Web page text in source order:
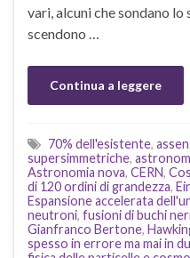
vari, alcuni che sondano
scendono …
Continua a leggere
70% dell'esistente,
supersimmetriche,
Astronomia nova, CERN,
di 120 ordini di grandezza,
Espansione accelerata
neutroni, fusioni di buchi
Gianfranco Bertone,
spesso in errore ma mai in